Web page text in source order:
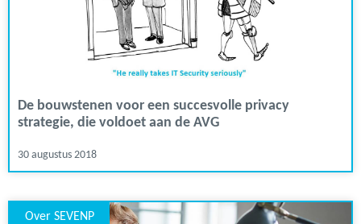
De bouwstenen voor een succesvolle privacy
strategie, die voldoet aan de AVG
30 augustus 2018
Over SEVENP